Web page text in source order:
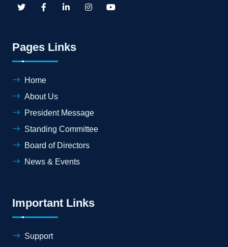
Pages Links
Home
About Us
President Message
Standing Committee
Board of Directors
News & Events
Important Links
Support